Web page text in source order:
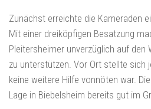
Zunächst erreichte die Kameraden
Mit einer dreiköpfigen Besatzung
Pleitersheimer unverzüglich auf den
zu unterstützen. Vor Ort stellte sich
keine weitere Hilfe vonnöten war.
Lage in Biebelsheim bereits gut im